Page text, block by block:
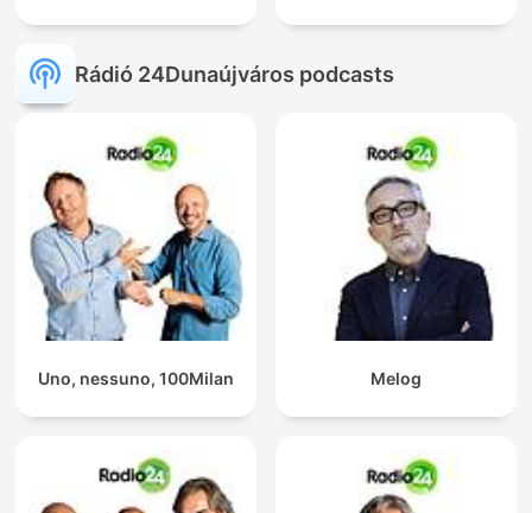
Rádió 24Dunaújváros podcasts
Uno, nessuno, 100Milan Melog